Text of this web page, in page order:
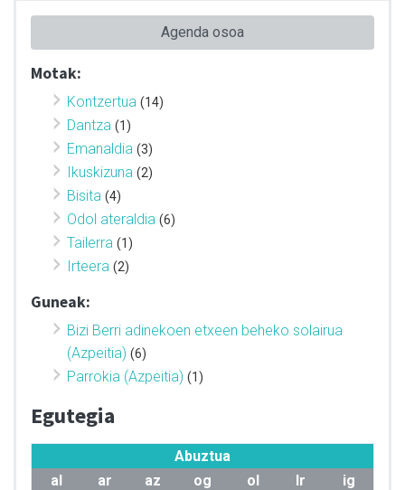
Agenda osoa
Motak:
Kontzertua (14)
Dantza (1)
Emanaldia (3)
Ikuskizuna (2)
Bisita (4)
Odol ateraldia (6)
Tailerra (1)
Irteera (2)
Guneak:
Bizi Berri adinekoen etxeen beheko solairua
(Azpeitia) (6)
Parrokia (Azpeitia) (1)
Egutegia
Abuztua
al
ar az og ol lr
ig